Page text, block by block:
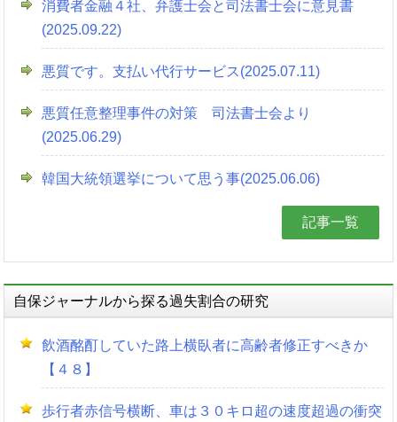
消費者金融４社、弁護士会と司法書士会に意見書
(2025.09.22)
悪質です。支払い代行サービス(2025.07.11)
悪質任意整理事件の対策 司法書士会より
(2025.06.29)
韓国大統領選挙について思う事(2025.06.06)
記事一覧
自保ジャーナルから探る過失割合の研究
飲酒酩酊していた路上横臥者に高齢者修正すべきか
【４８】
歩行者赤信号横断、車は３０キロ超の速度超過の衝突